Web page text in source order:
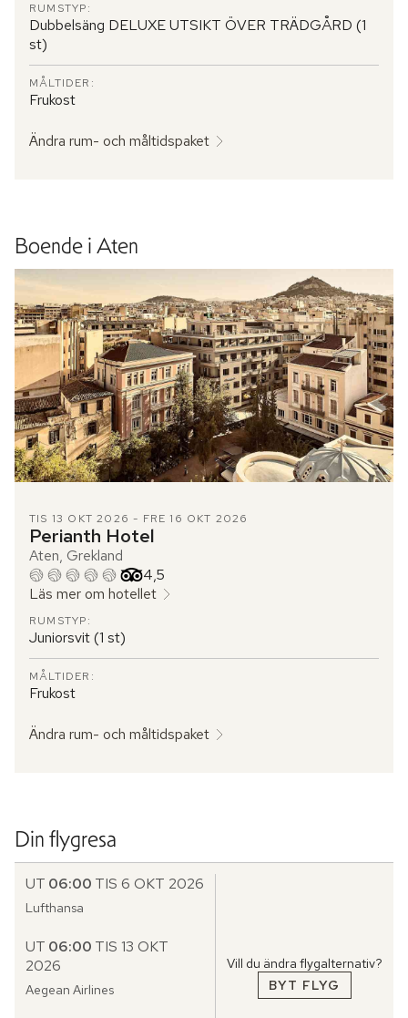
RUMSTYP:
Dubbelsäng DELUXE UTSIKT ÖVER TRÄDGÅRD (1
st)
MÅLTIDER:
Frukost
Ändra rum- och måltidspaket
Boende i Aten
TIS 13 OKT 2026 - FRE 16 OKT 2026
Perianth Hotel
Aten, Grekland
4,5
Betyg från Tripadvisor: 4.5 of 5
Läs mer om hotellet
RUMSTYP:
Juniorsvit (1 st)
MÅLTIDER:
Frukost
Ändra rum- och måltidspaket
Din flygresa
UT 06:00 TIS 6 OKT 2026
Lufthansa
UT 06:00 TIS 13 OKT
2026
Aegean Airlines BYT FLYG
Vill du ändra flygalternativ?